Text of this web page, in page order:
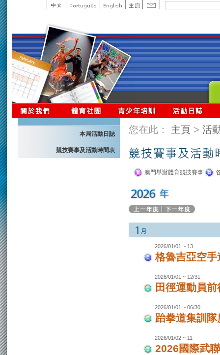
本局活動日誌
競技賽事及活動時間表
您在此： 主頁 > 活
澳門舉辦體育競技賽事
2026/01/01 ~ 13
格魯吉亞空
2026/01/01 ~ 12/31
田徑運動員
2026/01/01 ~ 06/30
跆拳道集訓
2026/01/02 ~ 11
2026國際武